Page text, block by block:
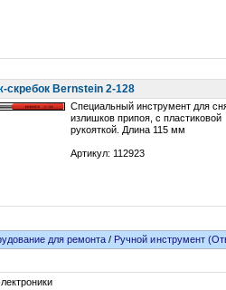
скребок Bernstein 2-128
Специальный инструмент для
излишков припоя, с пластиковой
рукояткой. Длина 115 мм
Артикул: 112923
для ремонта / Ручной инструмент